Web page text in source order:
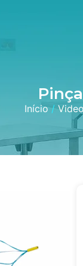
Início /